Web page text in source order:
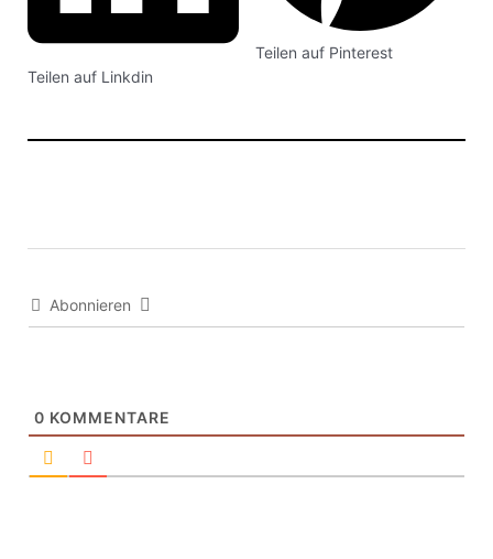
Teilen auf Linkdin
Teilen auf Pinterest
Abonnieren
0 KOMMENTARE